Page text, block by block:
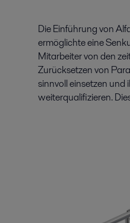
Die Einführung von
ermöglichte eine
Mitarbeiter von den
Zurücksetzen von
sinnvoll einsetzen
weiterqualifizieren.